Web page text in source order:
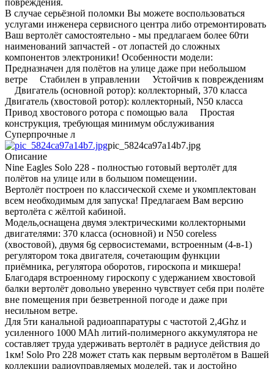
повреждения.
В случае серьёзной поломки Вы можете воспользоваться
услугами инженера сервисного центра либо отремонтировать
Ваш вертолёт самостоятельно - мы предлагаем более 60ти
наименований запчастей - от лопастей до сложных
компонентов электроники! Особенности модели:
Предназначен для полётов на улице даже при небольшом
ветре Стабилен в управлении Устойчив к повреждениям
Двигатель (основной ротор): коллекторный, 370 класса
Двигатель (хвостовой ротор): коллекторный, N50 класса
Привод хвостового ротора с помощью вала Простая
конструкция, требующая минимум обслуживания
Суперпрочные л
pic_5824ca97a14b7.jpg
Описание
Nine Eagles Solo 228 - полностью готовый вертолёт для
полётов на улице или в большом помещении.
Вертолёт построен по классической схеме и укомплектован
всем необходимым для запуска! Предлагаем Вам версию
вертолёта с жёлтой кабиной.
Модель,оснащена двумя электрическими коллекторными
двигателями: 370 класса (основной) и N50 coreless
(хвостовой), двумя 6g сервосистемами, встроенным (4-в-1)
регулятором тока двигателя, сочетающим функции
приёмника, регулятора оборотов, гироскопа и микшера!
Благодаря встроенному гироскопу с удержанием хвостовой
балки вертолёт довольно уверенно чувствует себя при полёте
вне помещения при безветренной погоде и даже при
несильном ветре.
Для 5ти канальной радиоаппаратуры с частотой 2,4Ghz и
усиленного 1000 MAh литий-полимерного аккумулятора не
составляет труда удерживать вертолёт в радиусе действия до
1км! Solo Pro 228 может стать как первым вертолётом в Вашей
коллекции радиоуправляемых моделей, так и достойно